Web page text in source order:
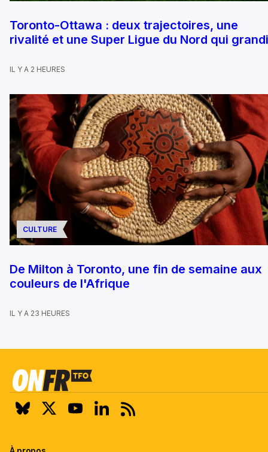
Toronto-Ottawa : deux trajectoires, une
rivalité et une Super Ligue du Nord qui
IL Y A 2 HEURES
CULTURE
De Milton à Toronto, une fin de semaine aux
couleurs de l'Afrique
IL Y A 23 HEURES